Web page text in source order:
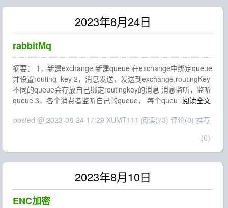
2023年8月24日
rabbitMq
摘要： 1，新建exchange 新建queue 在exchange中绑定queue
并设置routing_key 2，消息发送，发送到exchange,routingKey
不同的queue会存放自己绑定routingkey的消息 消息监听，监听
queue 3，各个消费者监听自己的queue， 每个queu 阅读全文
posted @ 2023-08-24 17:29 XUMT111 阅读(73) 评论(0) 推荐
(0)
2023年8月10日
ENC加密